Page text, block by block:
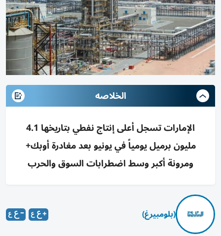
الخلاصه
الإمارات تسجل أعلى إنتاج نفطي بتاريخها 4.1
مليون برميل يومياً في يونيو بعد مغادرة أوبك+
ومرونة أكبر وسط اضطرابات السوق والحرب
(بلومبيرغ)